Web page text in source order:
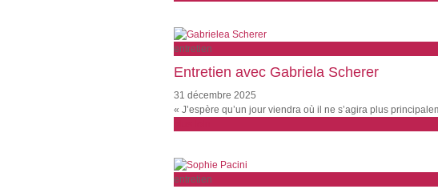
entretien
Entretien avec Gabriela Scherer
31 décembre 2025
« J’espère qu’un jour viendra où il ne s’agira plus
entretien